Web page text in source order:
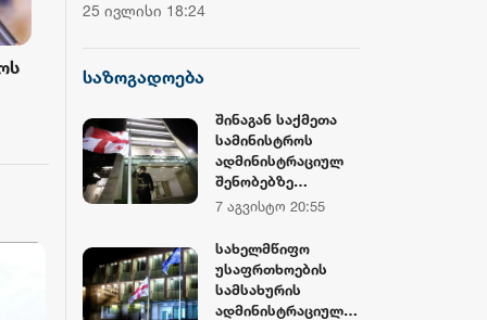
სოზარ სუბარი 2008 წლის
აგვისტოს ომზე: დღეს, როდესაც
ვუყურებთ, როგორ იქცევიან
საქართველოში მოქმედი
უცხოური აგენტურა და მათი
პატრონები, ნათლად ჩანს, რომ
60 წუთის წინ
25 ივლისი 18:24
საზოგადოება
შინაგან საქმეთა
სამინისტროს
ადმინისტრაციულ
შენობებზე
სახელმწიფო
დაშვებულია
7 აგვისტო 20:55
სახელმწიფო
უსაფრთხოების
სამსახურის
ადმინისტრაციულ